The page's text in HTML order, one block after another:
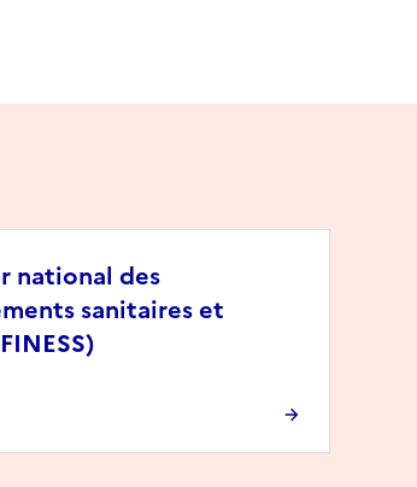
national des
sanitaires et